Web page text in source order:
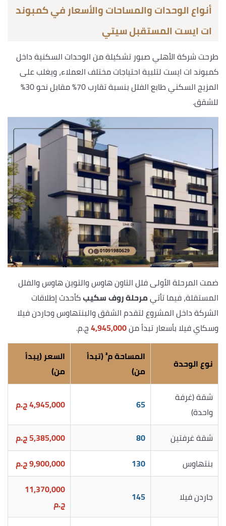
أنواع الوحدات والمساحات والأسعار في كمبوند
ات ايست المستقبل سيتي
طرحت شركة الأهلي صبور تشكيلة من الوحدات السكنية داخل
كمبوند ات ايست لتلبية احتياجات مختلف العملاء، ويغلب على
المزيج السكني طابع الفلل بنسبة تقارب 70% مقابل نحو 30%
للشقق.
ضمت المرحلة الأولى فلل التاون هاوس والتوين هاوس والفلل
المستقلة، فيما تأتيمرحلة روف سكيبكأحدث إطلاقات
الشركة داخل المشروع لتقدم الشقق والبنتهاوس وجاردن فيلا
وسكاي فيلا بأسعار تبدأ من4,945,000ج.م.
نوع الوحدة
المساحة م² (تبدأ
من)
السعر (يبدأ
من)
شقة (غرفة
واحدة)
65
4,945,000ج.م
شقة غرفتين 80
5,385,000ج.م
بنتهاوس
130
9,900,000ج.م
جاردن فيلا 145
11,370,000
ج.م